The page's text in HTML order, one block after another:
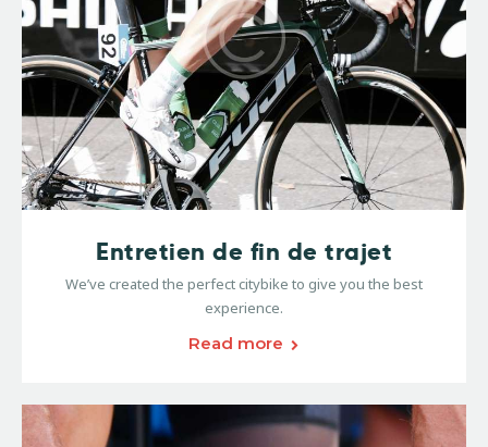
Entretien de fin de trajet
We’ve created the perfect citybike to give you the best
experience.
Read more